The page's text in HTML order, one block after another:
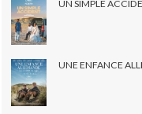
UN SIMPLE
UNE ENFANCE